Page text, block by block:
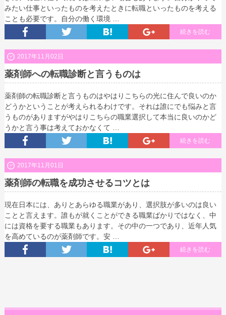
みたい仕事といったものを考えたときに転職といったものを考える
ことも必要です。自分の働く環境 …
続きを読む
2017年11月02日
薬剤師への転職診断と言うものは
薬剤師の転職診断と言うものはやはりこちらの光に住んで良いのか
どうかということが考えられるわけです。それは誰にでも悩みと言
うものがありますがやはりこちらの職業選択して本当に良いのかど
うかと言う事は考えておかなくて …
続きを読む
2017年11月01日
薬剤師の転職を成功させるコツとは
現在日本には、ありとあらゆる職業があり、選択肢が多いのは良い
ことと言えます。誰もが就くことができる職業ばかりではなく、中
には資格を要する職業もあります。その中の一つであり、近年人気
を高めているのが薬剤師です。安 …
続きを読む